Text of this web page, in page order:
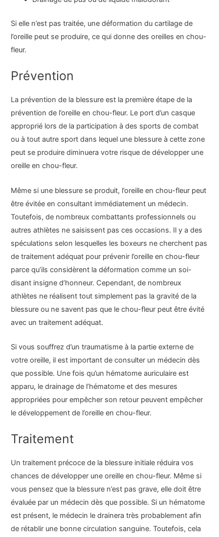
Si elle n’est pas traitée, une déformation du cartilage de
l’oreille peut se produire, ce qui donne des oreilles en chou-
fleur.
Prévention
La prévention de la blessure est la première étape de la
prévention de l’oreille en chou-fleur. Le port d’un casque
approprié lors de la participation à des sports de combat
ou à tout autre sport dans lequel une blessure à cette zone
peut se produire diminuera votre risque de développer une
oreille en chou-fleur.
Même si une blessure se produit, l’oreille en chou-fleur peut
être évitée en consultant immédiatement un médecin.
Toutefois, de nombreux combattants professionnels ou
autres athlètes ne saisissent pas ces occasions. Il y a des
spéculations selon lesquelles les boxeurs ne cherchent pas
de traitement adéquat pour prévenir l’oreille en chou-fleur
parce qu’ils considèrent la déformation comme un soi-
disant insigne d’honneur. Cependant, de nombreux
athlètes ne réalisent tout simplement pas la gravité de la
blessure ou ne savent pas que le chou-fleur peut être évité
avec un traitement adéquat.
Si vous souffrez d’un traumatisme à la partie externe de
votre oreille, il est important de consulter un médecin dès
que possible. Une fois qu’un hématome auriculaire est
apparu, le drainage de l’hématome et des mesures
appropriées pour empêcher son retour peuvent empêcher
le développement de l’oreille en chou-fleur.
Traitement
Un traitement précoce de la blessure initiale réduira vos
chances de développer une oreille en chou-fleur. Même si
vous pensez que la blessure n’est pas grave, elle doit être
évaluée par un médecin dès que possible. Si un hématome
est présent, le médecin le drainera très probablement afin
de rétablir une bonne circulation sanguine. Toutefois, cela